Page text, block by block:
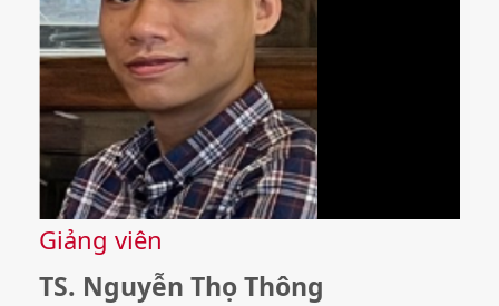
Giảng viên
TS. Nguyễn Thọ Thông